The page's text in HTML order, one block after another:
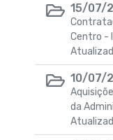
15/07/
Centro -
10/07/
da